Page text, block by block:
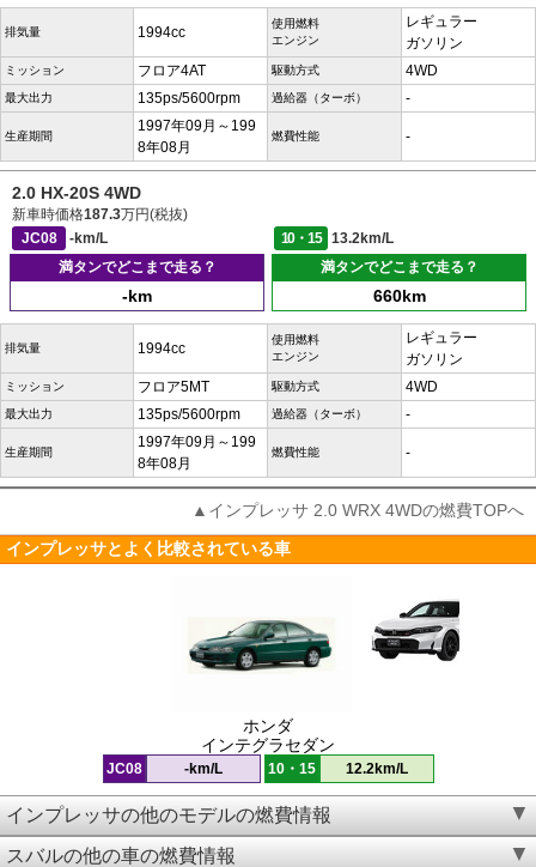
排気量 1994cc
使用燃料
エンジン
レギュラー
ガソリン
ミッション フロア4AT 駆動方式 4WD
最大出力 135ps/5600rpm 過給器（ターボ） -
生産期間
1997年09月～199
8年08月
燃費性能 -
2.0 HX-20S 4WD
新車時価格187.3万円(税抜)
JC08
-km/L 10・15
13.2km/L
満タンでどこまで走る？
-km
満タンでどこまで走る？
660km
排気量 1994cc
使用燃料
エンジン
レギュラー
ガソリン
ミッション フロア5MT 駆動方式 4WD
最大出力 135ps/5600rpm 過給器（ターボ） -
生産期間
1997年09月～199
8年08月
燃費性能 -
▲インプレッサ 2.0 WRX 4WDの燃費TOPへ
インプレッサとよく比較されている車
ホンダ
インテグラセダン
JC08 -km/L 10・15 12.2km/L
インプレッサの他のモデルの燃費情報
スバルの他の車の燃費情報